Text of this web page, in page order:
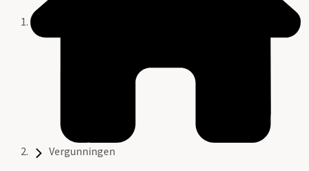
Vergunningen